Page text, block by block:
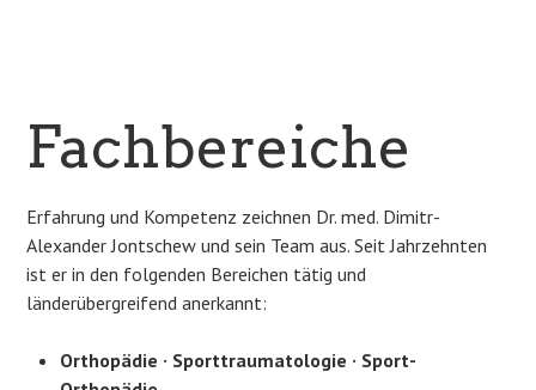
Fachbereiche
Erfahrung und Kompetenz zeichnen Dr. med. Dimitr-
Alexander Jontschew und sein Team aus. Seit Jahrzehnten
ist er in den folgenden Bereichen tätig und
länderübergreifend anerkannt:
Orthopädie · Sporttraumatologie · Sport-